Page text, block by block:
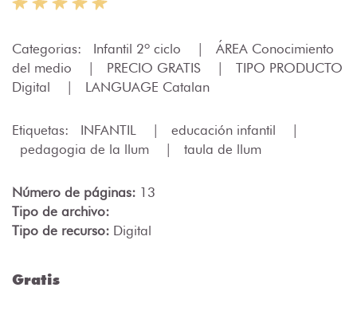
Categorias: Infantil 2º ciclo
ÁREA Conocimiento
del medio
PRECIO GRATIS
TIPO PRODUCTO
Digital
LANGUAGE Catalan
Etiquetas: INFANTIL educación infantil
pedagogia de la llum
taula de llum
Número de páginas: 13
Tipo de archivo:
Tipo de recurso: Digital
Gratis